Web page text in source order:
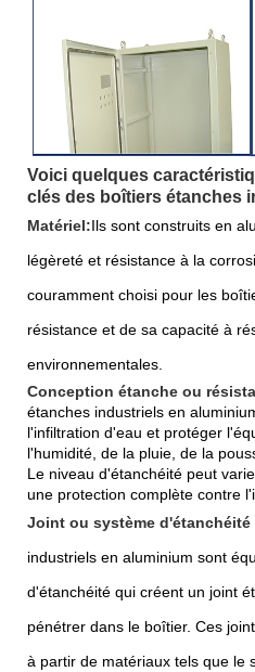
Voici quelques
clés des boîtiers étanches
Matériel:Ils sont construits en
légèreté et résistance à la
couramment choisi pour les
résistance et de sa capacité à
environnementales.
Conception étanche ou
étanches industriels en
l'infiltration d'eau et protéger
l'humidité, de la pluie, de la
Le niveau d'étanchéité peut
une protection complète contre
Joint ou système d'étanchéité
industriels en aluminium sont
d'étanchéité qui créent un joint
pénétrer dans le boîtier. Ces
à partir de matériaux tels que le